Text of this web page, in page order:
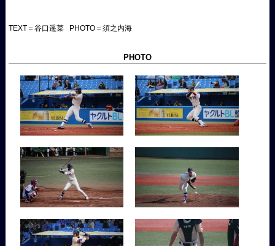
TEXT＝谷口遥菜 PHOTO＝須之内海
PHOTO